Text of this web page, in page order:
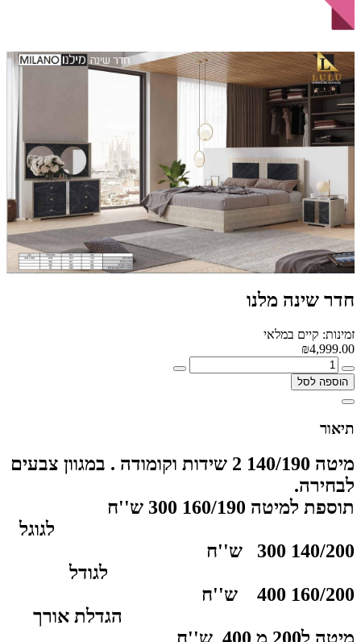
חדר שינה מלנו
זמינות: קיים במלאי
₪4,999.00
הוספה לסל
תיאור
מיטה 140/190 2 שידות וקומודה . במגוון צבעים
לבחירה.
תוספת למיטה 160/190 300 ש''ח
לגוגל
140/200 300 ש''ח
לגודל
160/200 400 ש''ח
הגדלת אורך